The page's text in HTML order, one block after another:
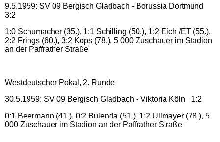
9.5.1959: SV 09 Bergisch Gladbach - Borussia Dortmund
3:2
1:0 Schumacher (35.), 1:1 Schilling (50.), 1:2 Eich /ET (55.),
2:2 Frings (60.), 3:2 Kops (78.), 5 000 Zuschauer im Stadion
an der Paffrather Straße
Westdeutscher Pokal, 2. Runde
30.5.1959: SV 09 Bergisch Gladbach - Viktoria Köln 1:2
0:1 Beermann (41.), 0:2 Bulenda (51.), 1:2 Ullmayer (78.), 5
000 Zuschauer im Stadion an der Paffrather Straße